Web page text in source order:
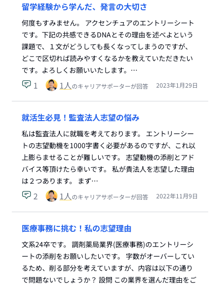
留学経験から学んだ、発言の大切さ
何度もすみません。 アクセンチュアのエントリーシート
です。下記の共感できるDNAとその理由を述べよという
課題で、１文がどうしても長くなってしまうのですが、
どこで区切れば読みやすくなるかを教えていただきたい
です。よろしくお願いいたします。…
1 1人のキャリアサポーターが回答 2023年1月29日
就活生必見！監査法人志望の悩み
私は監査法人に就職を考えております。 エントリーシー
トの志望動機を1000字書く必要があるのですが、これ以
上膨らませることが難しいです。 志望動機の添削とアド
バイス等頂けたら幸いです。 私が貴法人を志望した理由
は２つあります。 まず…
2 1人のキャリアサポーターが回答 2022年11月9日
医療事務に挑む！私の志望理由
文系24卒です。 調剤薬局業界(医療事務)のエントリーシ
ートの添削をお願いしたいです。 字数がオーバーしてい
るため、削る部分を考えていますが、内容は以下の通り
で問題ないでしょうか？ 設問 この業界を選んだ理由をご